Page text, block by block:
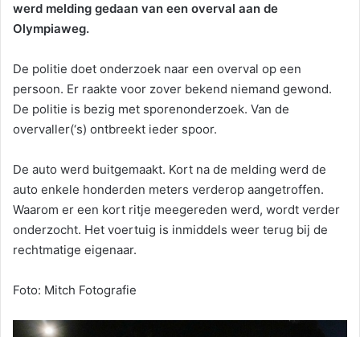
werd melding gedaan van een overval aan de
Olympiaweg.
De politie doet onderzoek naar een overval op een
persoon. Er raakte voor zover bekend niemand gewond.
De politie is bezig met sporenonderzoek. Van de
overvaller(‘s) ontbreekt ieder spoor.
De auto werd buitgemaakt. Kort na de melding werd de
auto enkele honderden meters verderop aangetroffen.
Waarom er een kort ritje meegereden werd, wordt verder
onderzocht. Het voertuig is inmiddels weer terug bij de
rechtmatige eigenaar.
Foto: Mitch Fotografie